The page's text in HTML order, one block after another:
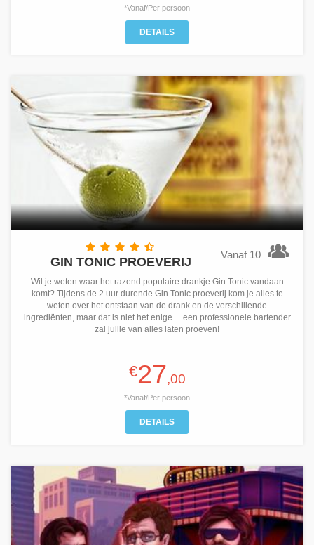
*Vanaf/Per persoon
DETAILS
Vanaf 10
GIN TONIC PROEVERIJ
Wil je weten waar het razend populaire drankje Gin Tonic vandaan
komt? Tijdens de 2 uur durende Gin Tonic proeverij kom je alles te
weten over het ontstaan van de drank en de verschillende
ingrediënten, maar dat is niet het enige… een professionele bartender
zal jullie van alles laten proeven!
€27,00
*Vanaf/Per persoon
DETAILS